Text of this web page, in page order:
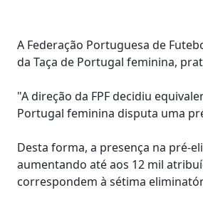
A Federação Portuguesa de
da Taça de Portugal feminina,
"A direção da FPF decidiu
Portugal feminina disputa uma
Desta forma, a presença na pré-
aumentando até aos 12 mil
correspondem à sétima